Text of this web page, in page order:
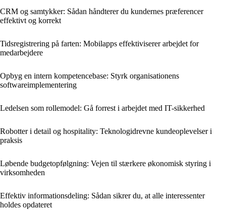
CRM og samtykker: Sådan håndterer du kundernes præferencer
effektivt og korrekt
Tidsregistrering på farten: Mobilapps effektiviserer arbejdet for
medarbejdere
Opbyg en intern kompetencebase: Styrk organisationens
softwareimplementering
Ledelsen som rollemodel: Gå forrest i arbejdet med IT-sikkerhed
Robotter i detail og hospitality: Teknologidrevne kundeoplevelser i
praksis
Løbende budgetopfølgning: Vejen til stærkere økonomisk styring i
virksomheden
Effektiv informationsdeling: Sådan sikrer du, at alle interessenter
holdes opdateret